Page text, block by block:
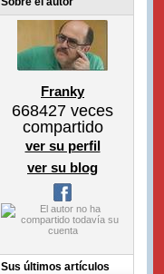
Franky
668427 veces
compartido
ver su perfil
ver su blog
Sus últimos artículos